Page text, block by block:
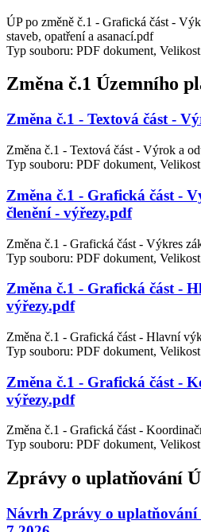
ÚP po změně č.1 - Grafická část -
staveb, opatření a asanací.pdf
Typ souboru: PDF dokument,
Změna č.1 Územního
Změna č.1 - Textová část -
Změna č.1 - Textová část - Výrok a
Typ souboru: PDF dokument,
Změna č.1 - Grafická část -
členění - výřezy.pdf
Změna č.1 - Grafická část - Výkres
Typ souboru: PDF dokument,
Změna č.1 - Grafická část -
výřezy.pdf
Změna č.1 - Grafická část - Hlavní
Typ souboru: PDF dokument,
Změna č.1 - Grafická část -
výřezy.pdf
Změna č.1 - Grafická část -
Typ souboru: PDF dokument,
Zprávy o uplatňování
Návrh Zprávy o uplatňování